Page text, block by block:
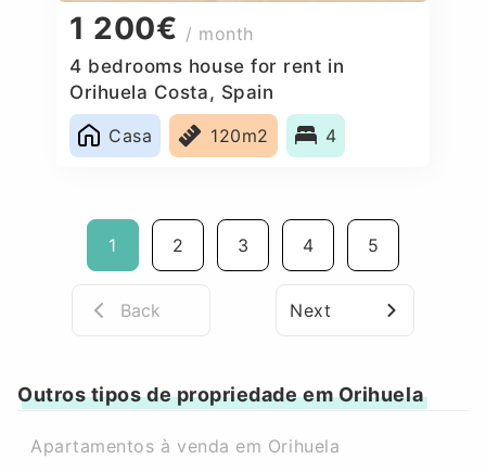
1 200€ / month
4 bedrooms house for rent in
Orihuela Costa, Spain
Casa
120m2 4
1 2 3 4 5
Back Next
Outros tipos de propriedade em Orihuela
Apartamentos à venda em Orihuela